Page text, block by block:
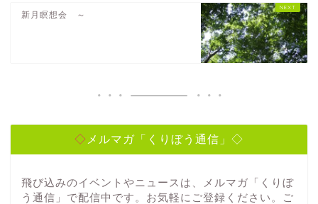
新月瞑想会 ～
◇メルマガ「くりぼう通信」◇
飛び込みのイベントやニュースは、メルマガ「くりぼ
う通信」で配信中です。お気軽にご登録ください。ご